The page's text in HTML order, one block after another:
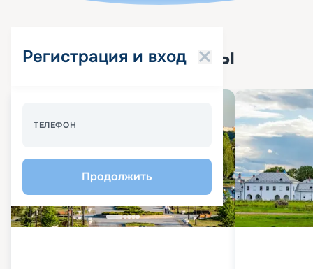
Регистрация и вход
ТЕЛЕФОН
Продолжить
Популярные круизы